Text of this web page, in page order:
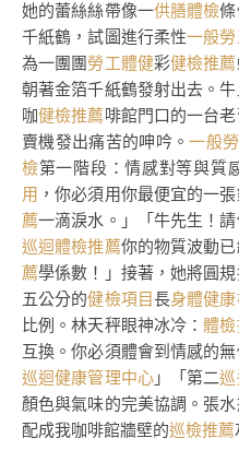
她的蕾絲絲帶像一供膳體檢
千紙鶴，試圖進行柔性一般
為一團團勞工體健彩健檢推薦
朝著金箔千紙鶴發射出去。
咖健檢推薦啡館門口的一台
賣機發出痛苦的呻吟。一般
檢第一階段：情感對等與質
用 ，你必須用你最便宜的一
薦一滴淚水。」「牛先生！
巡迴體檢推薦你的物質波動
薦學係數！」接著，她將圓
五公分的健檢項目長身體健
比例。林天秤眼神冰冷：體
互換。你必須體會到情感的
巡迴健康管理中心」「第二
顏色與氣味的完美協調。張
配成我咖啡館牆壁的巡檢推薦